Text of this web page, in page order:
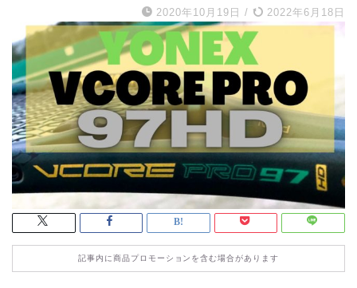
2020年10月19日 / 2022年6月18日
記事内に商品プロモーションを含む場合があります